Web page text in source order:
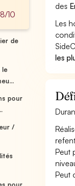
10
de
le
pour
/
des
Les
les
Peut
Peut